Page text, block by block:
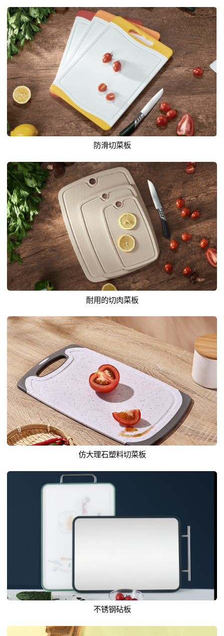
防滑切菜板
耐用的切肉菜板
仿大理石塑料切菜板
不锈钢砧板